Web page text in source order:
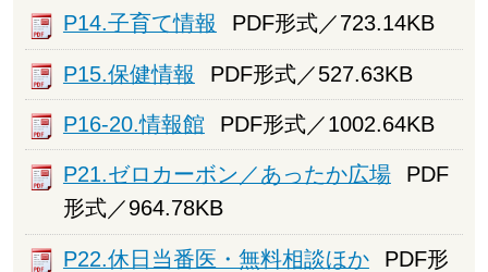
P14.子育て情報 PDF形式／723.14KB
P15.保健情報 PDF形式／527.63KB
P16-20.情報館 PDF形式／1002.64KB
P21.ゼロカーボン／あったか広場
PDF
形式／964.78KB
P22.休日当番医・無料相談ほか
PDF形